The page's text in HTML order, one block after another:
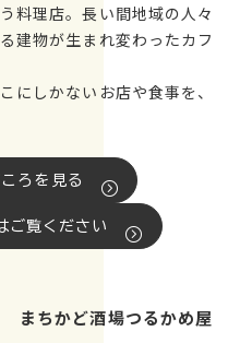
料理店。長い間地域の人々
建物が生まれ変わったカフ
にしかないお店や食事を、
ろを見る
ご覧ください
まちかど酒場つるかめ屋